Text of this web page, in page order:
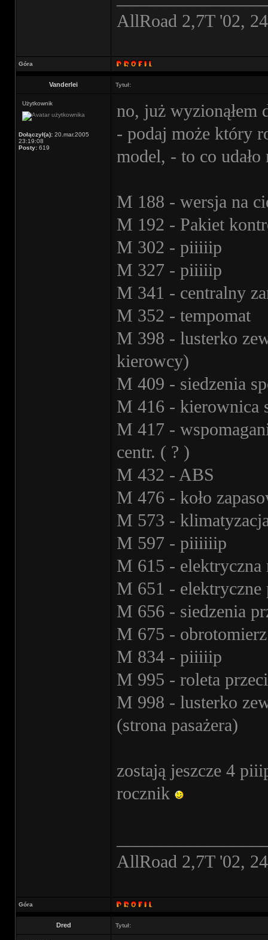
AllRoad 2,7T '02,
Góra
Vanderlei Tytuł:
Użytkownik
Dołączył(a): 20.mar.2005
23:19:08
Posty: 619
no, już
- podaj może który
model, - to co
M 188 - wersja na
M 192 - Pakiet
M 302 - piiiiip
M 327 - piiiiip
M 341 - centralny
M 352 - tempomat
M 398 - lusterko
kierowcy)
M 409 - siedzenia
M 416 - kierownica
M 417 -
centr. ( ? )
M 432 - ABS
M 476 - koło
M 573 -
M 597 - piiiiiip
M 615 - elektryczna
M 651 - elektryczne
M 656 - siedzenia
M 675 - obrotomierz
M 834 - piiiiip
M 995 - roleta
M 998 - lusterko
(strona pasażera)
zostają jeszcze 4
rocznik
AllRoad 2,7T '02,
Góra
Dred Tytuł: